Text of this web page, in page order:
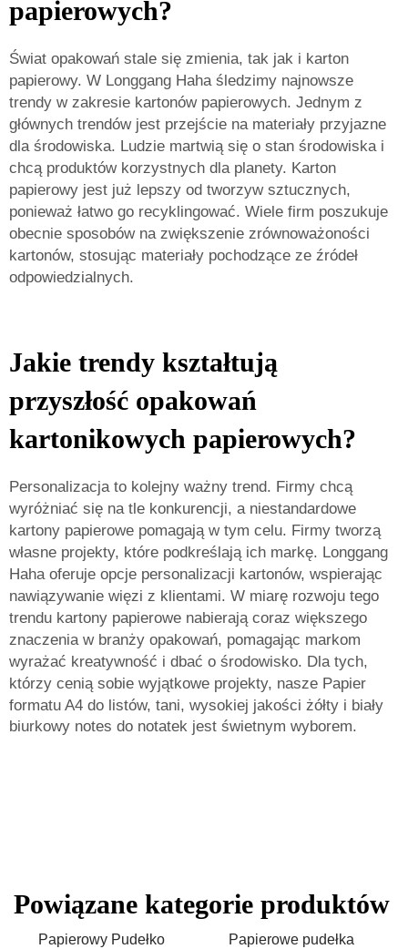
papierowych?
Świat opakowań stale się zmienia, tak jak i karton
papierowy. W Longgang Haha śledzimy najnowsze
trendy w zakresie kartonów papierowych. Jednym z
głównych trendów jest przejście na materiały przyjazne
dla środowiska. Ludzie martwią się o stan środowiska i
chcą produktów korzystnych dla planety. Karton
papierowy jest już lepszy od tworzyw sztucznych,
ponieważ łatwo go recyklingować. Wiele firm poszukuje
obecnie sposobów na zwiększenie zrównoważoności
kartonów, stosując materiały pochodzące ze źródeł
odpowiedzialnych.
Jakie trendy kształtują
przyszłość opakowań
kartonikowych papierowych?
Personalizacja to kolejny ważny trend. Firmy chcą
wyróżniać się na tle konkurencji, a niestandardowe
kartony papierowe pomagają w tym celu. Firmy tworzą
własne projekty, które podkreślają ich markę. Longgang
Haha oferuje opcje personalizacji kartonów, wspierając
nawiązywanie więzi z klientami. W miarę rozwoju tego
trendu kartony papierowe nabierają coraz większego
znaczenia w branży opakowań, pomagając markom
wyrażać kreatywność i dbać o środowisko. Dla tych,
którzy cenią sobie wyjątkowe projekty, nasze Papier
formatu A4 do listów, tani, wysokiej jakości żółty i biały
biurkowy notes do notatek jest świetnym wyborem.
Powiązane kategorie produktów
Papierowy Pudełko Papierowe pudełka